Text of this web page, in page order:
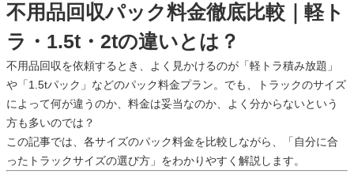
不用品回収パック料金徹底比較｜軽ト
ラ・1.5t・2tの違いとは？
不用品回収を依頼するとき、よく見かけるのが「軽トラ積み放題」
や「1.5tパック」などのパック料金プラン。でも、トラックのサイズ
によって何が違うのか、料金は妥当なのか、よく分からないという
方も多いのでは？
この記事では、各サイズのパック料金を比較しながら、「自分に合
ったトラックサイズの選び方」をわかりやすく解説します。